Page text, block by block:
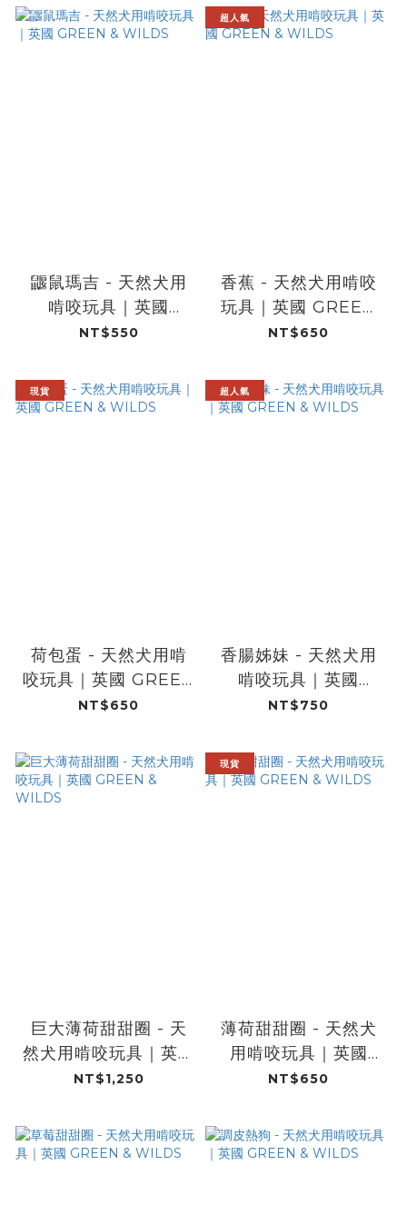
鼴鼠瑪吉 - 天然犬用
啃咬玩具｜英國
GREEN & WILDS
NT$550
超人氣
香蕉 - 天然犬用啃咬
玩具｜英國 GREEN
& WILDS
NT$650
現貨
荷包蛋 - 天然犬用啃
咬玩具｜英國 GREEN
& WILDS
NT$650
超人氣
香腸姊妹 - 天然犬用
啃咬玩具｜英國
GREEN & WILDS
NT$750
巨大薄荷甜甜圈 - 天
然犬用啃咬玩具｜英國
GREEN & WILDS
NT$1,250
現貨
薄荷甜甜圈 - 天然犬
用啃咬玩具｜英國
GREEN & WILDS
NT$650